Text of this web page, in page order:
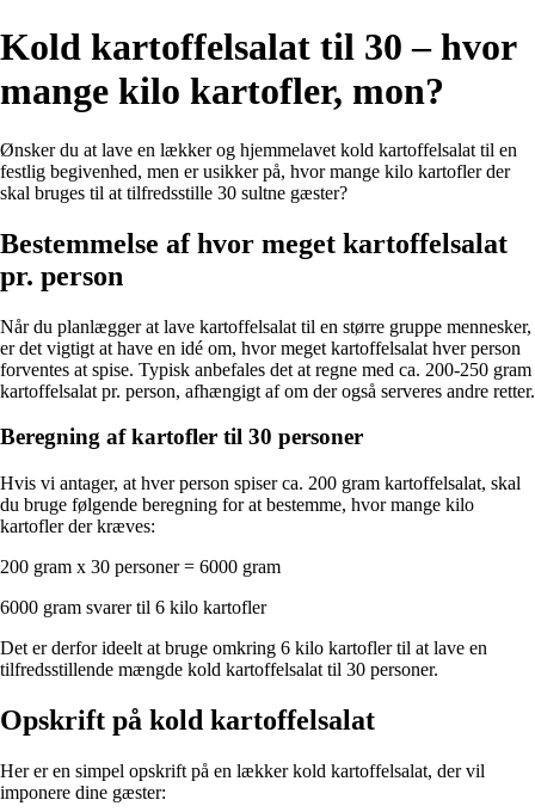
Kold kartoffelsalat til 30 – hvor
mange kilo kartofler, mon?
Ønsker du at lave en lækker og hjemmelavet kold kartoffelsalat til en
festlig begivenhed, men er usikker på, hvor mange kilo kartofler der
skal bruges til at tilfredsstille 30 sultne gæster?
Bestemmelse af hvor meget kartoffelsalat
pr. person
Når du planlægger at lave kartoffelsalat til en større gruppe mennesker,
er det vigtigt at have en idé om, hvor meget kartoffelsalat hver person
forventes at spise. Typisk anbefales det at regne med ca. 200-250 gram
kartoffelsalat pr. person, afhængigt af om der også serveres andre retter.
Beregning af kartofler til 30 personer
Hvis vi antager, at hver person spiser ca. 200 gram kartoffelsalat, skal
du bruge følgende beregning for at bestemme, hvor mange kilo
kartofler der kræves:
200 gram x 30 personer = 6000 gram
6000 gram svarer til 6 kilo kartofler
Det er derfor ideelt at bruge omkring 6 kilo kartofler til at lave en
tilfredsstillende mængde kold kartoffelsalat til 30 personer.
Opskrift på kold kartoffelsalat
Her er en simpel opskrift på en lækker kold kartoffelsalat, der vil
imponere dine gæster: